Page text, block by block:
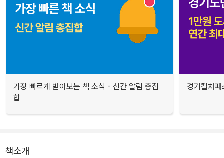
가장 빠르게 받아보는 책 소식 - 신간 알림 총집
합
경기컬처
책소개